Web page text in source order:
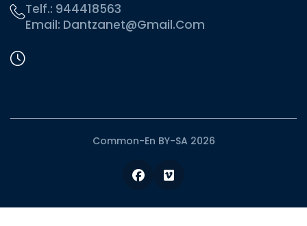
Telf.: 944418563
Email: Dantzanet@gmail.com
Common-En BY-SA 2026
Facebook
Vimeo